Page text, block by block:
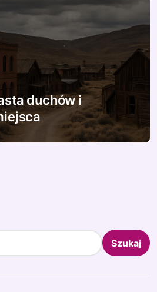
duchów i
Szukaj